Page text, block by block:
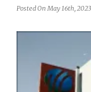
Posted On May 16th, 2023